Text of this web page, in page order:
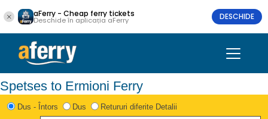
aFerry - Cheap ferry tickets
Deschide în aplicația aFerry DESCHIDE
Spetses to Ermioni Ferry
Dus - Întors Dus Retururi diferite Detalii